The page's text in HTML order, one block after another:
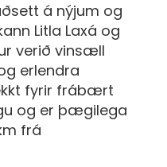
á nýjum og
Litla Laxá og
verið vinsæll
erlendra
fyrir frábært
og er þægilega
frá